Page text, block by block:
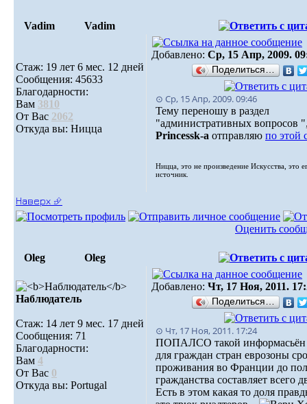
Vadim Vadim
Стаж: 19 лет 6 мес. 12 дней
Сообщения: 45633
Благодарности:
Вам 3810
От Вас 2062
Откуда вы: Ницца
Добавлено: Ср, 15 Апр, 2009.
Поделиться…
⊙ Ср, 15 Апр, 2009. 09:46
Тему переношу в раздел
"административных вопросов
Princessk-a отправляю по этой
Ницца, это не произведение Искусства, это
источник.
Наверх ⮵
Оценить
Oleg Oleg
Наблюдатель
Стаж: 14 лет 9 мес. 17 дней
Сообщения: 71
Благодарности:
Вам 4
От Вас 0
Откуда вы: Portugal
Добавлено: Чт, 17 Ноя, 2011.
Поделиться…
⊙ Чт, 17 Ноя, 2011. 17:24
ПОПАЛСО такой информасьён
для граждан стран еврозоны
проживания во Франции до
гражданства составляет всего
Есть в этом какая то доля